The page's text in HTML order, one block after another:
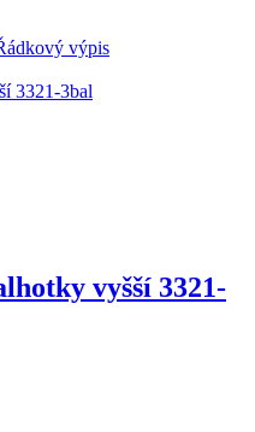
výpis
vyšší 3321-